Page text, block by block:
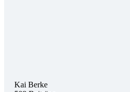
Kai Berke